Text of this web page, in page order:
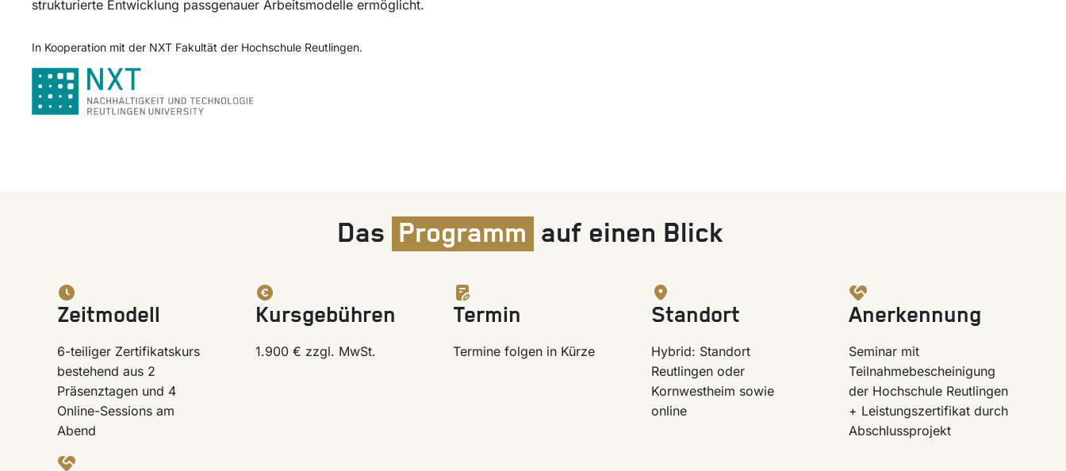
strukturierte Entwicklung passgenauer Arbeitsmodelle ermöglicht.
In Kooperation mit der NXT Fakultät der Hochschule Reutlingen.
Das Programm auf einen Blick
Zeitmodell
6-teiliger Zertifikatskurs
bestehend aus 2
Präsenztagen und 4
Online-Sessions am
Abend
Kursgebühren
1.900 € zzgl. MwSt.
Termin
Termine folgen in Kürze
Standort
Hybrid: Standort
Reutlingen oder
Kornwestheim sowie
online
Anerkennung
Seminar mit
Teilnahmebescheinigung
der Hochschule Reutlingen
+ Leistungszertifikat durch
Abschlussprojekt